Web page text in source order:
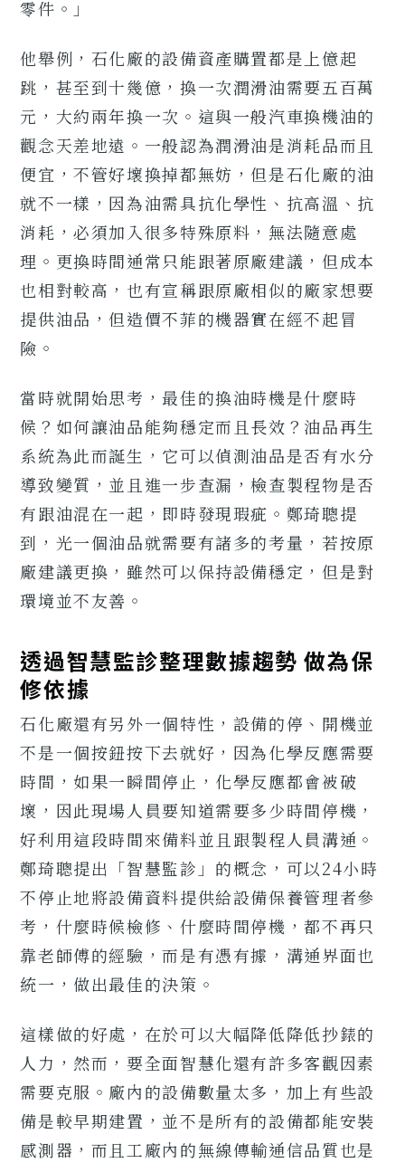
零件。」
他舉例，石化廠的設備資產購置都是上億起
跳，甚至到十幾億，換一次潤滑油需要五百萬
元，大約兩年換一次。這與一般汽車換機油的
觀念天差地遠。一般認為潤滑油是消耗品而且
便宜，不管好壞換掉都無妨，但是石化廠的油
就不一樣，因為油需具抗化學性、抗高溫、抗
消耗，必須加入很多特殊原料，無法隨意處
理。更換時間通常只能跟著原廠建議，但成本
也相對較高，也有宣稱跟原廠相似的廠家想要
提供油品，但造價不菲的機器實在經不起冒
險。
當時就開始思考，最佳的換油時機是什麼時
候？如何讓油品能夠穩定而且長效？油品再生
系統為此而誕生，它可以偵測油品是否有水分
導致變質，並且進一步查漏，檢查製程物是否
有跟油混在一起，即時發現瑕疵。鄭琦聰提
到，光一個油品就需要有諸多的考量，若按原
廠建議更換，雖然可以保持設備穩定，但是對
環境並不友善。
透過智慧監診整理數據趨勢 做為保
修依據
石化廠還有另外一個特性，設備的停、開機並
不是一個按鈕按下去就好，因為化學反應需要
時間，如果一瞬間停止，化學反應都會被破
壞，因此現場人員要知道需要多少時間停機，
好利用這段時間來備料並且跟製程人員溝通。
鄭琦聰提出「智慧監診」的概念，可以24小時
不停止地將設備資料提供給設備保養管理者參
考，什麼時候檢修、什麼時間停機，都不再只
靠老師傅的經驗，而是有憑有據，溝通界面也
統一，做出最佳的決策。
這樣做的好處，在於可以大幅降低降低抄錶的
人力，然而，要全面智慧化還有許多客觀因素
需要克服。廠內的設備數量太多，加上有些設
備是較早期建置，並不是所有的設備都能安裝
感測器，而且工廠內的無線傳輸通信品質也是